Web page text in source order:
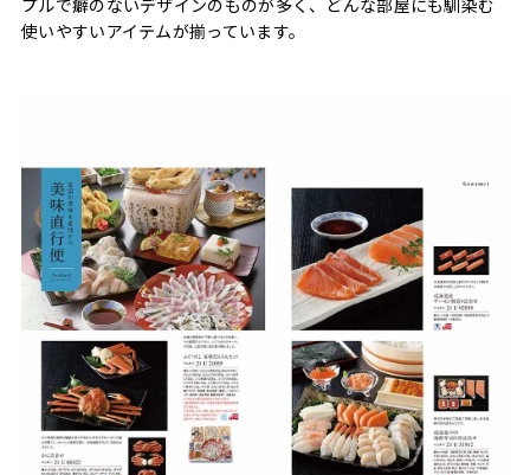
プルで癖のないデザインのものが多く、どんな部屋にも馴染む
使いやすいアイテムが揃っています。